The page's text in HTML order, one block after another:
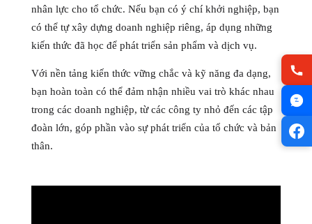
nhân lực cho tổ chức. Nếu bạn có ý chí khởi nghiệp, bạn
có thể tự xây dựng doanh nghiệp riêng, áp dụng những
kiến thức đã học để phát triển sản phẩm và dịch vụ.
Với nền tảng kiến thức vững chắc và kỹ năng đa dạng,
bạn hoàn toàn có thể đảm nhận nhiều vai trò khác nhau
trong các doanh nghiệp, từ các công ty nhỏ đến các tập
đoàn lớn, góp phần vào sự phát triển của tổ chức và bản
thân.